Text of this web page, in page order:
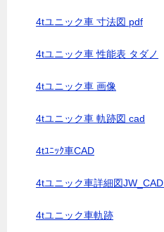
4tユニック車 寸法図 pdf
4tユニック車 性能表 タダノ
4tユニック車 画像
4tユニック車 軌跡図 cad
4tﾕﾆｯｸ車CAD
4tユニック車詳細図
4tユニック車軌跡